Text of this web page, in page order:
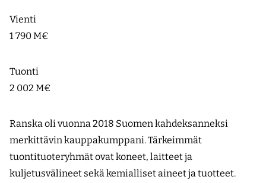
Vienti
1 790 M€
Tuonti
2 002 M€
Ranska oli vuonna 2018 Suomen kahdeksanneksi
merkittävin kauppakumppani. Tärkeimmät
tuontituoteryhmät ovat koneet, laitteet ja
kuljetusvälineet sekä kemialliset aineet ja tuotteet.